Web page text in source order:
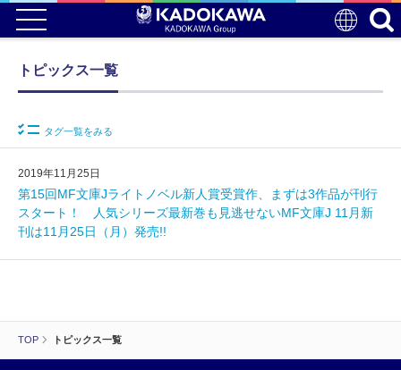
TOP トピックス一覧
トピックス一覧
タグ一覧をみる
2019年11月25日
第15回MF文庫Jライトノベル新人賞受賞作、まずは3作品が刊行
スタート！ 人気シリーズ最新巻も見逃せないMF文庫J 11月新
刊は11月25日（月）発売!!